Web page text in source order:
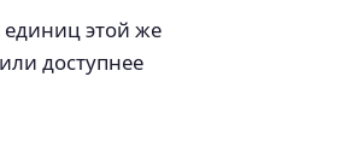
этой же
доступнее